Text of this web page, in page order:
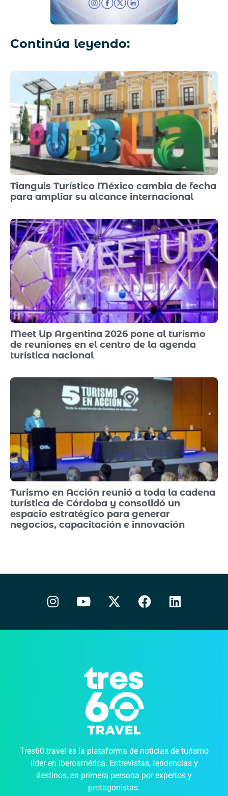
Continúa leyendo:
Tianguis Turístico México cambia de fecha
para ampliar su alcance internacional
Meet Up Argentina 2026 pone al turismo
de reuniones en el centro de la agenda
turística nacional
Turismo en Acción reunió a toda la cadena
turística de Córdoba y consolidó un
espacio estratégico para generar
negocios, capacitación e innovación
Tres60.travel es la plataforma de noticias de turismo
líder en Iberoamérica. Entrevistas, tendencias y
destinos, en primera persona por expertos y
protagonistas.